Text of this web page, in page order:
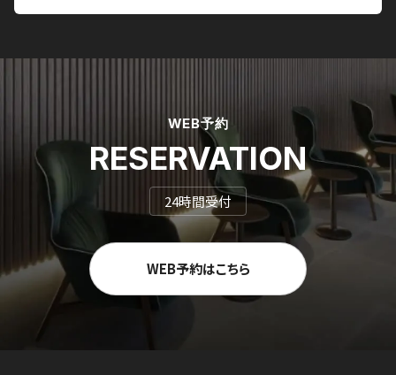
WEB予約
RESERVATION
24時間受付
WEB予約はこちら